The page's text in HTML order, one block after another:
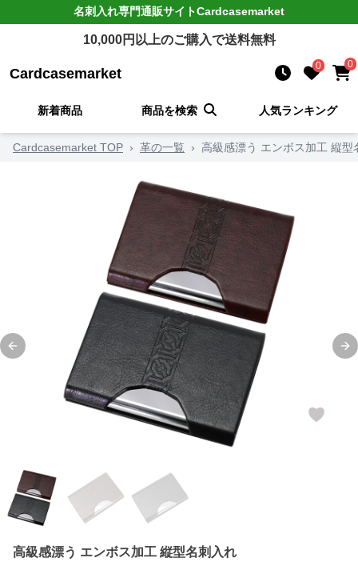
名刺入れ専門通販サイトCardcasemarket
10,000円以上のご購入で送料無料
Cardcasemarket 0 0
新着商品 商品を検索 人気ランキング
Cardcasemarket TOP › 革の一覧 › 高級感漂う エンボス加工 縦型
Previous slide
高級感漂う エンボス加工 縦型名刺入れ